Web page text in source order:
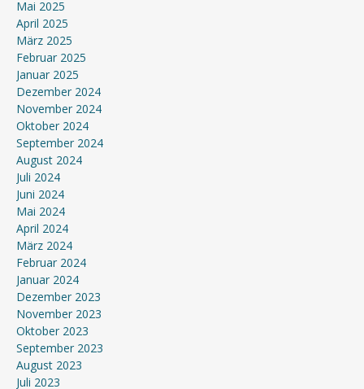
Mai 2025
April 2025
März 2025
Februar 2025
Januar 2025
Dezember 2024
November 2024
Oktober 2024
September 2024
August 2024
Juli 2024
Juni 2024
Mai 2024
April 2024
März 2024
Februar 2024
Januar 2024
Dezember 2023
November 2023
Oktober 2023
September 2023
August 2023
Juli 2023